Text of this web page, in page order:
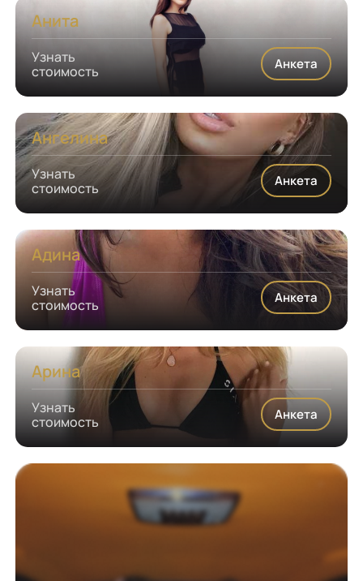
Анита
Узнать
стоимость
Анкета
Ангелина
Узнать
стоимость
Анкета
Адина
Узнать
стоимость
Анкета
Арина
Узнать
стоимость
Анкета